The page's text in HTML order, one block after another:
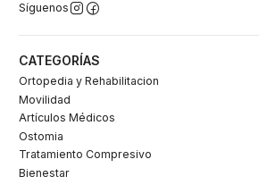
Síguenos
CATEGORÍAS
Ortopedia y Rehabilitacion
Movilidad
Artículos Médicos
Ostomia
Tratamiento Compresivo
Bienestar